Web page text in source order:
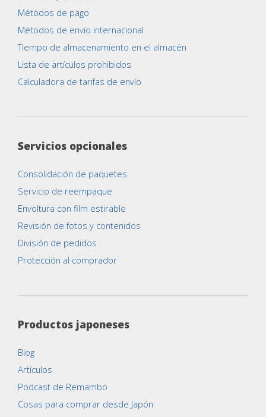
Métodos de pago
Métodos de envío internacional
Tiempo de almacenamiento en el almacén
Lista de artículos prohibidos
Calculadora de tarifas de envío
Servicios opcionales
Consolidación de paquetes
Servicio de reempaque
Envoltura con film estirable
Revisión de fotos y contenidos
División de pedidos
Protección al comprador
Productos japoneses
Blog
Artículos
Podcast de Remambo
Cosas para comprar desde Japón